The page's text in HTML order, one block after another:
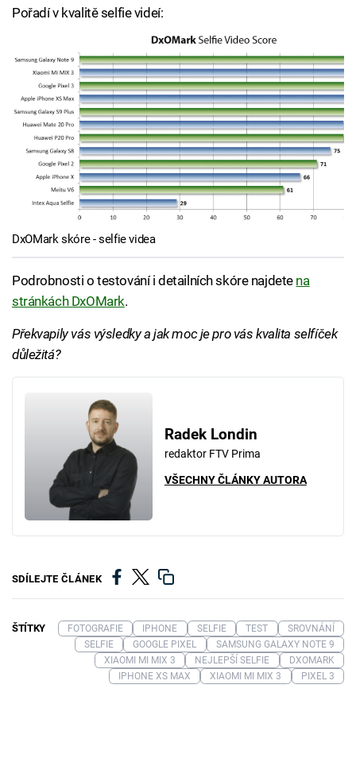
Pořadí v kvalitě selfie videí:
DxOMark skóre - selfie videa
Podrobnosti o testování i detailních skóre najdete na
stránkách DxOMark.
Překvapily vás výsledky a jak moc je pro vás kvalita selfíček
důležitá?
Radek Londin
redaktor FTV Prima
VŠECHNY ČLÁNKY AUTORA
SDÍLEJTE ČLÁNEK
ŠTÍTKY FOTOGRAFIE IPHONE SELFIE TEST
SROVNÁNÍ
SELFIE
GOOGLE PIXEL
SAMSUNG GALAXY NOTE 9
XIAOMI MI MIX 3
NEJLEPŠÍ SELFIE
DXOMARK
IPHONE XS MAX
XIAOMI MI MIX 3 PIXEL 3